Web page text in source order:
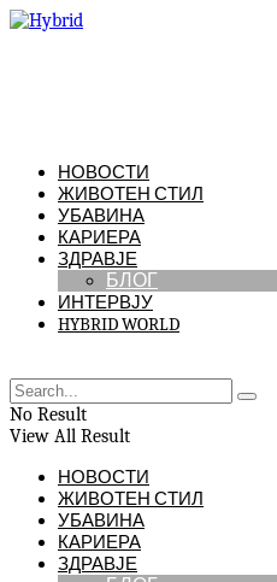
НОВОСТИ
ЖИВОТЕН СТИЛ
УБАВИНА
КАРИЕРА
ЗДРАВЈЕ
БЛОГ
ИНТЕРВЈУ
HYBRID WORLD
No Result
View All Result
НОВОСТИ
ЖИВОТЕН СТИЛ
УБАВИНА
КАРИЕРА
ЗДРАВЈЕ